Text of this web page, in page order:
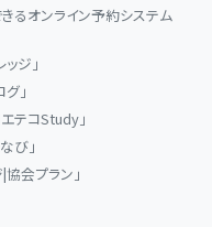
るオンライン予約システム
ジ」
」
テコStudy」
び」
会プラン」